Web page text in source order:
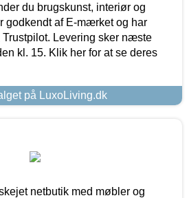
du brugskunst, interiør og
godkendt af E-mærket og har
Levering sker næste
kl. 15. Klik her for at se deres
på LuxoLiving.dk
netbutik med møbler og